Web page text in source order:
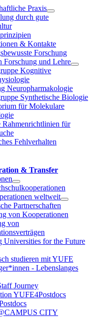
Praxis
durch gute
& Kontakte
Forschung
Forschung und Lehre
Kognitive
Neuropharmakologie
Synthetische Biologie
für Molekulare
Rahmenrichtlinien für
Fehlverhalten
& Transfer
weltweit
Partnerschaften
von Kooperationen
von
Universities for the Future
studieren mit YUFE
- Lebenslanges
Journey
YUFE4Postdocs
CITY